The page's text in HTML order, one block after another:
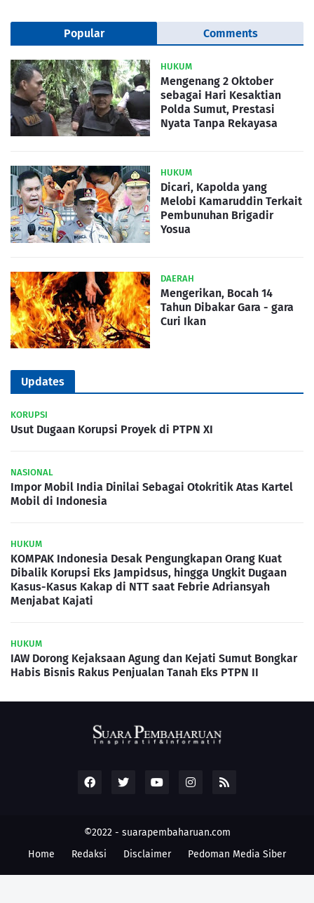
Popular Comments
HUKUM
Mengenang 2 Oktober
sebagai Hari Kesaktian
Polda Sumut, Prestasi
Nyata Tanpa Rekayasa
HUKUM
Dicari, Kapolda yang
Melobi Kamaruddin Terkait
Pembunuhan Brigadir
Yosua
DAERAH
Mengerikan, Bocah 14
Tahun Dibakar Gara - gara
Curi Ikan
Updates
KORUPSI
Usut Dugaan Korupsi Proyek di PTPN XI
NASIONAL
Impor Mobil India Dinilai Sebagai Otokritik Atas Kartel
Mobil di Indonesia
HUKUM
KOMPAK Indonesia Desak Pengungkapan Orang Kuat
Dibalik Korupsi Eks Jampidsus, hingga Ungkit Dugaan
Kasus-Kasus Kakap di NTT saat Febrie Adriansyah
Menjabat Kajati
HUKUM
IAW Dorong Kejaksaan Agung dan Kejati Sumut Bongkar
Habis Bisnis Rakus Penjualan Tanah Eks PTPN II
©2022 - suarapembaharuan.com
Home
Redaksi Disclaimer Pedoman Media Siber